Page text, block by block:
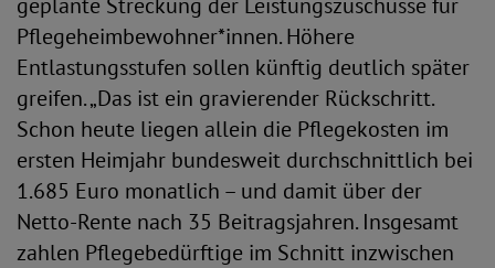
Pflegeheimbewohner*innen. Höhere
Entlastungsstufen sollen künftig deutlich später
greifen. „Das ist ein gravierender Rückschritt.
Schon heute liegen allein die Pflegekosten im
ersten Heimjahr bundesweit durchschnittlich bei
1.685 Euro monatlich – und damit über der
Netto-Rente nach 35 Beitragsjahren. Insgesamt
zahlen Pflegebedürftige im Schnitt inzwischen